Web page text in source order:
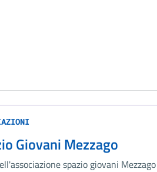
Giovani Mezzago
spazio giovani Mezzago